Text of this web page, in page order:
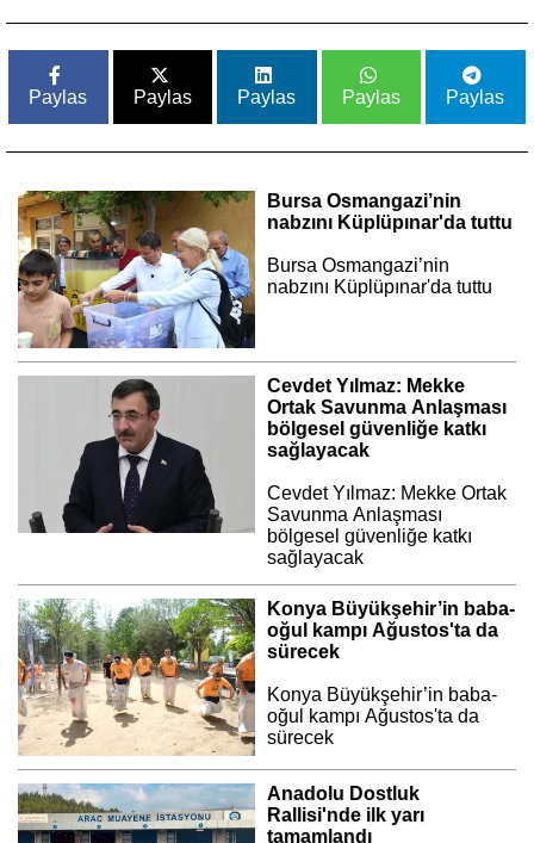
Paylas Paylas Paylas Paylas Paylas
Bursa Osmangazi’nin
nabzını Küplüpınar'da tuttu
Bursa Osmangazi’nin
nabzını Küplüpınar'da tuttu
Cevdet Yılmaz: Mekke
Ortak Savunma Anlaşması
bölgesel güvenliğe katkı
sağlayacak
Cevdet Yılmaz: Mekke Ortak
Savunma Anlaşması
bölgesel güvenliğe katkı
sağlayacak
Konya Büyükşehir’in baba-
oğul kampı Ağustos'ta da
sürecek
Konya Büyükşehir’in baba-
oğul kampı Ağustos'ta da
sürecek
Anadolu Dostluk
Rallisi'nde ilk yarı
tamamlandı